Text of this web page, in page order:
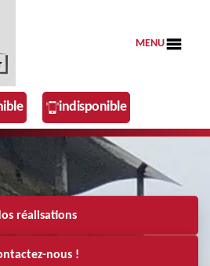
MENU
indisponible
réalisations
nous !